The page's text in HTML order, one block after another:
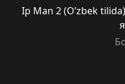
Ip Man 2 (O’zbek